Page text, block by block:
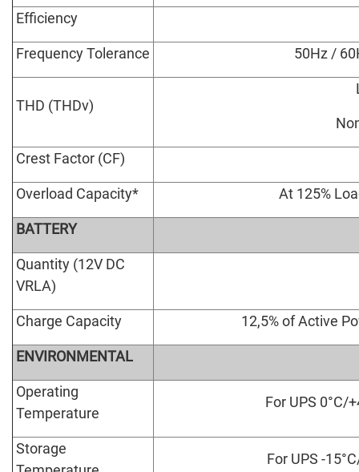
Efficiency
Frequency Tolerance 50Hz /
THD (THDv)
Crest Factor (CF)
Overload Capacity* At 125%
BATTERY
Quantity (12V DC
VRLA)
Charge Capacity 12,5% of Active
ENVIRONMENTAL
Operating
Temperature
For UPS 0°C/
Storage
For UPS -